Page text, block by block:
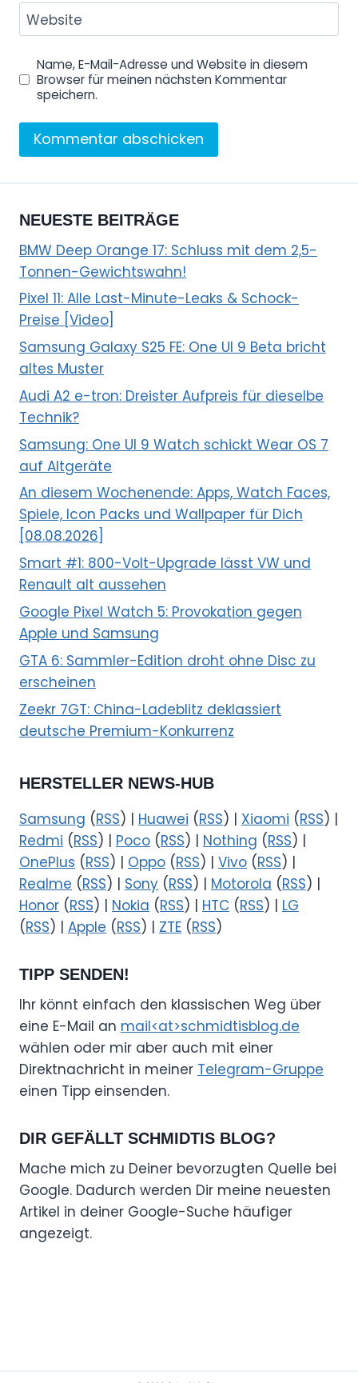
Website
Name, E-Mail-Adresse und Website in diesem
Browser für meinen nächsten Kommentar
speichern.
NEUESTE BEITRÄGE
BMW Deep Orange 17: Schluss mit dem 2,5-
Tonnen-Gewichtswahn!
Pixel 11: Alle Last-Minute-Leaks & Schock-
Preise [Video]
Samsung Galaxy S25 FE: One UI 9 Beta bricht
altes Muster
Audi A2 e-tron: Dreister Aufpreis für dieselbe
Technik?
Samsung: One UI 9 Watch schickt Wear OS 7
auf Altgeräte
An diesem Wochenende: Apps, Watch Faces,
Spiele, Icon Packs und Wallpaper für Dich
[08.08.2026]
Smart #1: 800-Volt-Upgrade lässt VW und
Renault alt aussehen
Google Pixel Watch 5: Provokation gegen
Apple und Samsung
GTA 6: Sammler-Edition droht ohne Disc zu
erscheinen
Zeekr 7GT: China-Ladeblitz deklassiert
deutsche Premium-Konkurrenz
HERSTELLER NEWS-HUB
Samsung (RSS) | Huawei (RSS) | Xiaomi (RSS) |
Redmi (RSS) | Poco (RSS) | Nothing (RSS) |
OnePlus (RSS) | Oppo (RSS) | Vivo (RSS) |
Realme (RSS) | Sony (RSS) | Motorola (RSS) |
Honor (RSS) | Nokia (RSS) | HTC (RSS) | LG
(RSS) | Apple (RSS) | ZTE (RSS)
TIPP SENDEN!
Ihr könnt einfach den klassischen Weg über
eine E-Mail an mail<at>schmidtisblog.de
wählen oder mir aber auch mit einer
Direktnachricht in meiner Telegram-Gruppe
einen Tipp einsenden.
DIR GEFÄLLT SCHMIDTIS BLOG?
Mache mich zu Deiner bevorzugten Quelle bei
Google. Dadurch werden Dir meine neuesten
Artikel in deiner Google-Suche häufiger
angezeigt.